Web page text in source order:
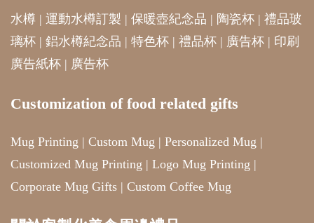
水樽 | 運動水樽訂製 | 保暖壺紀念品 | 陶瓷杯 | 禮品玻
璃杯 | 鋁水樽紀念品 | 特色杯 | 禮品杯 | 廣告杯 | 印刷
廣告紙杯 | 廣告杯
Customization of food related gifts
Mug Printing | Custom Mug | Personalized Mug |
Customized Mug Printing | Logo Mug Printing |
Corporate Mug Gifts | Custom Coffee Mug